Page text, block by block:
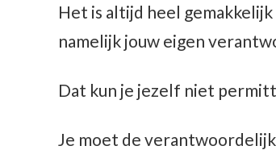
Het is altijd heel
namelijk jouw eigen
Dat kun je jezelf niet
Je moet de